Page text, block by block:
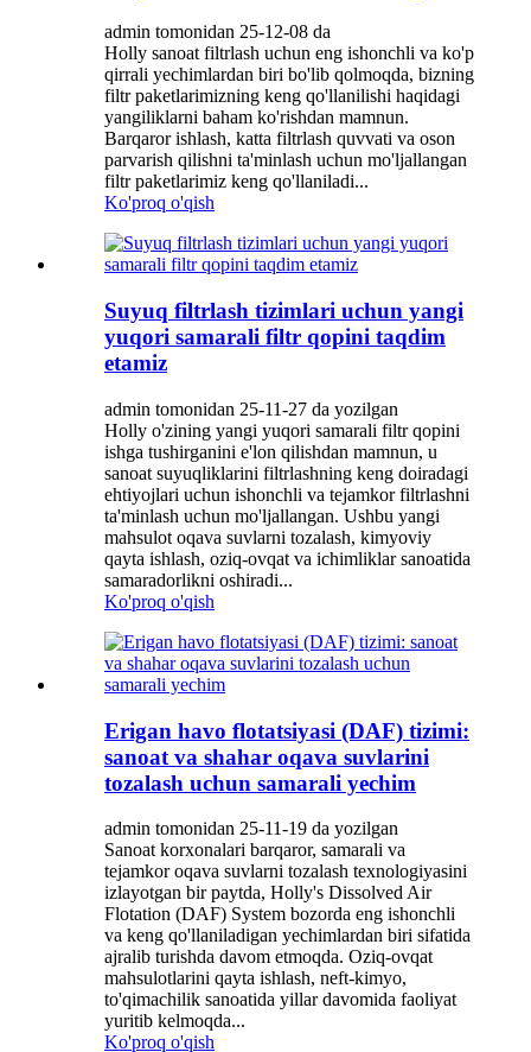
admin tomonidan 25-12-08 da
Holly sanoat filtrlash uchun eng ishonchli va ko'p
qirrali yechimlardan biri bo'lib qolmoqda, bizning
filtr paketlarimizning keng qo'llanilishi haqidagi
yangiliklarni baham ko'rishdan mamnun.
Barqaror ishlash, katta filtrlash quvvati va oson
parvarish qilishni ta'minlash uchun mo'ljallangan
filtr paketlarimiz keng qo'llaniladi...
Ko'proq o'qish
Suyuq filtrlash tizimlari uchun yangi
yuqori samarali filtr qopini taqdim
etamiz
admin tomonidan 25-11-27 da yozilgan
Holly o'zining yangi yuqori samarali filtr qopini
ishga tushirganini e'lon qilishdan mamnun, u
sanoat suyuqliklarini filtrlashning keng doiradagi
ehtiyojlari uchun ishonchli va tejamkor filtrlashni
ta'minlash uchun mo'ljallangan. Ushbu yangi
mahsulot oqava suvlarni tozalash, kimyoviy
qayta ishlash, oziq-ovqat va ichimliklar sanoatida
samaradorlikni oshiradi...
Ko'proq o'qish
Erigan havo flotatsiyasi (DAF) tizimi:
sanoat va shahar oqava suvlarini
tozalash uchun samarali yechim
admin tomonidan 25-11-19 da yozilgan
Sanoat korxonalari barqaror, samarali va
tejamkor oqava suvlarni tozalash texnologiyasini
izlayotgan bir paytda, Holly's Dissolved Air
Flotation (DAF) System bozorda eng ishonchli
va keng qo'llaniladigan yechimlardan biri sifatida
ajralib turishda davom etmoqda. Oziq-ovqat
mahsulotlarini qayta ishlash, neft-kimyo,
to'qimachilik sanoatida yillar davomida faoliyat
yuritib kelmoqda...
Ko'proq o'qish